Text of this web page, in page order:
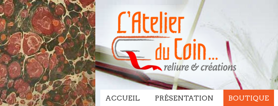
ACCUEIL PRÉSENTATION BOUTIQUE